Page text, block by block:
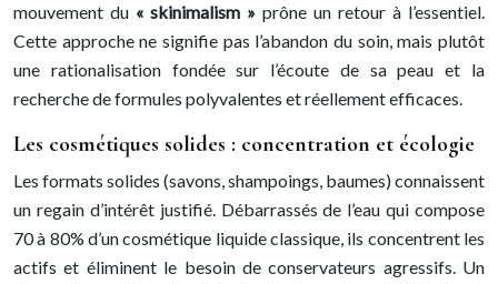
mouvement du « skinimalism » prône un retour à l’essentiel.
Cette approche ne signifie pas l’abandon du soin, mais plutôt
une rationalisation fondée sur l’écoute de sa peau et la
recherche de formules polyvalentes et réellement efficaces.
Les cosmétiques solides : concentration et écologie
Les formats solides (savons, shampoings, baumes) connaissent
un regain d’intérêt justifié. Débarrassés de l’eau qui compose
70 à 80% d’un cosmétique liquide classique, ils concentrent les
actifs et éliminent le besoin de conservateurs agressifs. Un